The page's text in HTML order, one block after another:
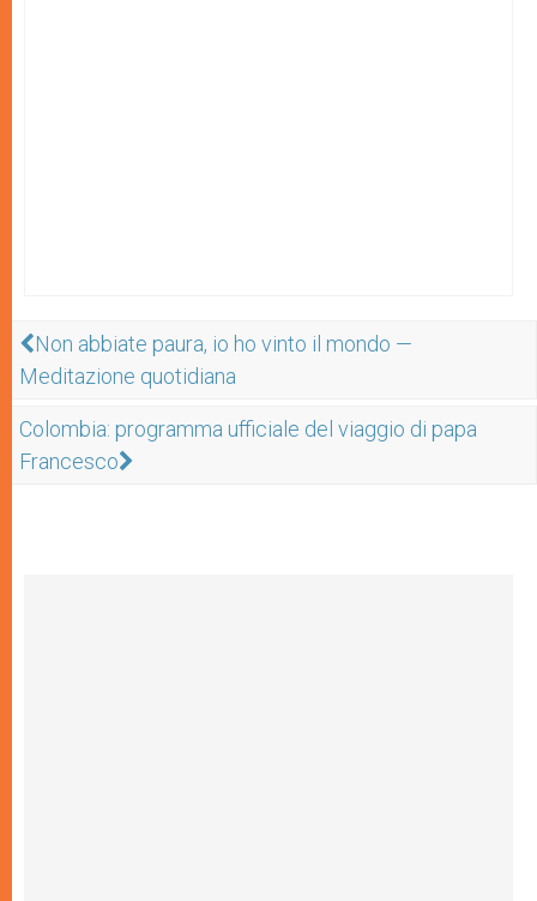
Non abbiate paura, io ho vinto il mondo —
Meditazione quotidiana
Colombia: programma ufficiale del viaggio di papa
Francesco